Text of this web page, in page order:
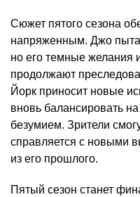
Сюжет пятого сезона
напряженным. Джо
но его темные желания
продолжают
Йорк приносит новые
вновь балансировать
безумием. Зрители
справляется с новыми
из его прошлого.​
Пятый сезон станет